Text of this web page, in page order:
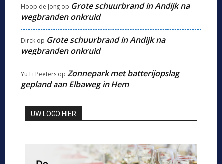
Hoop de Jong op Grote schuurbrand in Andijk na
wegbranden onkruid
Dirck op Grote schuurbrand in Andijk na
wegbranden onkruid
Yu Li Peeters op Zonnepark met batterijopslag
gepland aan Elbaweg in Hem
UW LOGO HIER